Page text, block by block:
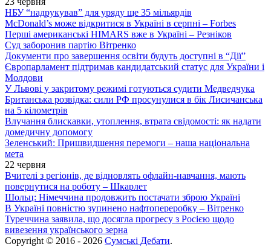
НБУ “надрукував” для уряду ще 35 мільярдів
McDonald’s може відкритися в Україні в серпні – Forbes
Перші американські HIMARS вже в Україні – Резніков
Суд заборонив партію Вітренко
Документи про завершення освіти будуть доступні в “Дії”
Європарламент підтримав кандидатський статус для України і
Молдови
У Львові у закритому режимі готуються судити Медведчука
Британська розвідка: сили РФ просунулися в бік Лисичанська
на 5 кілометрів
Влучання блискавки, утоплення, втрата свідомості: як надати
домедичну допомогу
Зеленський: Пришвидшення перемоги – наша національна
мета
22 червня
Вчителі з регіонів, де відновлять офлайн-навчання, мають
повернутися на роботу – Шкарлет
Шольц: Німеччина продовжить постачати зброю Україні
В Україні повністю зупинено нафтопереробку – Вітренко
Туреччина заявила, що досягла прогресу з Росією щодо
вивезення українського зерна
Copyright © 2016 - 2026 Сумські Дебати.